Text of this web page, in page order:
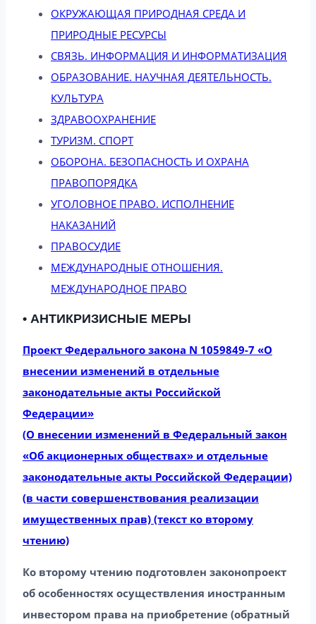
ОКРУЖАЮЩАЯ ПРИРОДНАЯ СРЕДА И
ПРИРОДНЫЕ РЕСУРСЫ
СВЯЗЬ. ИНФОРМАЦИЯ И ИНФОРМАТИЗАЦИЯ
ОБРАЗОВАНИЕ. НАУЧНАЯ ДЕЯТЕЛЬНОСТЬ.
КУЛЬТУРА
ЗДРАВООХРАНЕНИЕ
ТУРИЗМ. СПОРТ
ОБОРОНА. БЕЗОПАСНОСТЬ И ОХРАНА
ПРАВОПОРЯДКА
УГОЛОВНОЕ ПРАВО. ИСПОЛНЕНИЕ
НАКАЗАНИЙ
ПРАВОСУДИЕ
МЕЖДУНАРОДНЫЕ ОТНОШЕНИЯ.
МЕЖДУНАРОДНОЕ ПРАВО
• АНТИКРИЗИСНЫЕ МЕРЫ
Проект Федерального закона N 1059849-7 «О
внесении изменений в отдельные
законодательные акты Российской
Федерации»
(О внесении изменений в Федеральный закон
«Об акционерных обществах» и отдельные
законодательные акты Российской Федерации)
(в части совершенствования реализации
имущественных прав) (текст ко второму
чтению)
Ко второму чтению подготовлен законопроект
об особенностях осуществления иностранным
инвестором права на приобретение (обратный